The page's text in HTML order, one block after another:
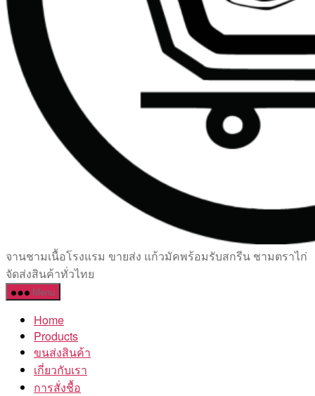
เซรามิค
ครบ
ครัน
โรงงาน
จานชามเนื้อโรงแรม ขายส่ง แก้วมัคพร้อมรับสกรีน ชามตราไก่
จัดส่งสินค้าทั่วไทย
Menu
Home
Products
ขนส่งสินค้า
เกี่ยวกับเรา
การสั่งชื้อ